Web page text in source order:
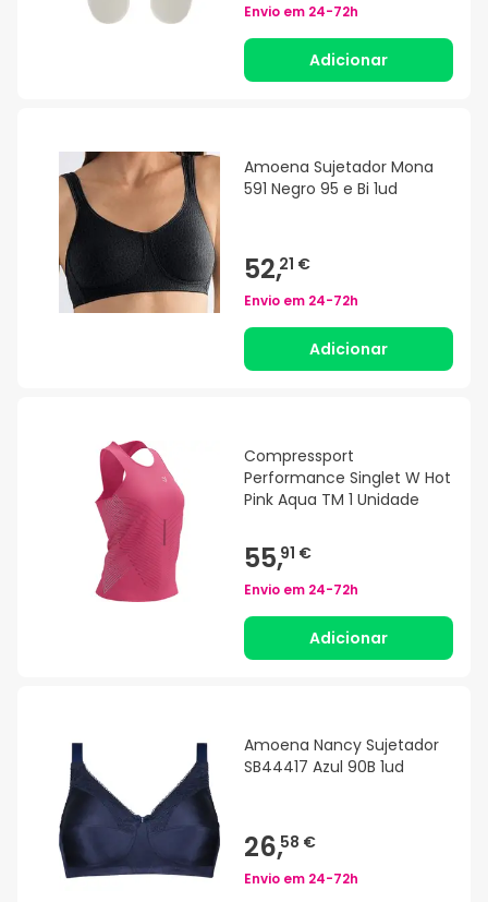
Envio em 24-72h
Adicionar
Amoena Sujetador Mona
591 Negro 95 e Bi 1ud
52,21 €
Envio em 24-72h
Adicionar
Compressport
Performance Singlet W Hot
Pink Aqua TM 1 Unidade
55,91 €
Envio em 24-72h
Adicionar
Amoena Nancy Sujetador
SB44417 Azul 90B 1ud
26,58 €
Envio em 24-72h